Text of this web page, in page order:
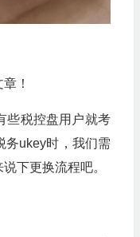
！
些税控盘用户就考
务ukey时，我们需
下更换流程吧。